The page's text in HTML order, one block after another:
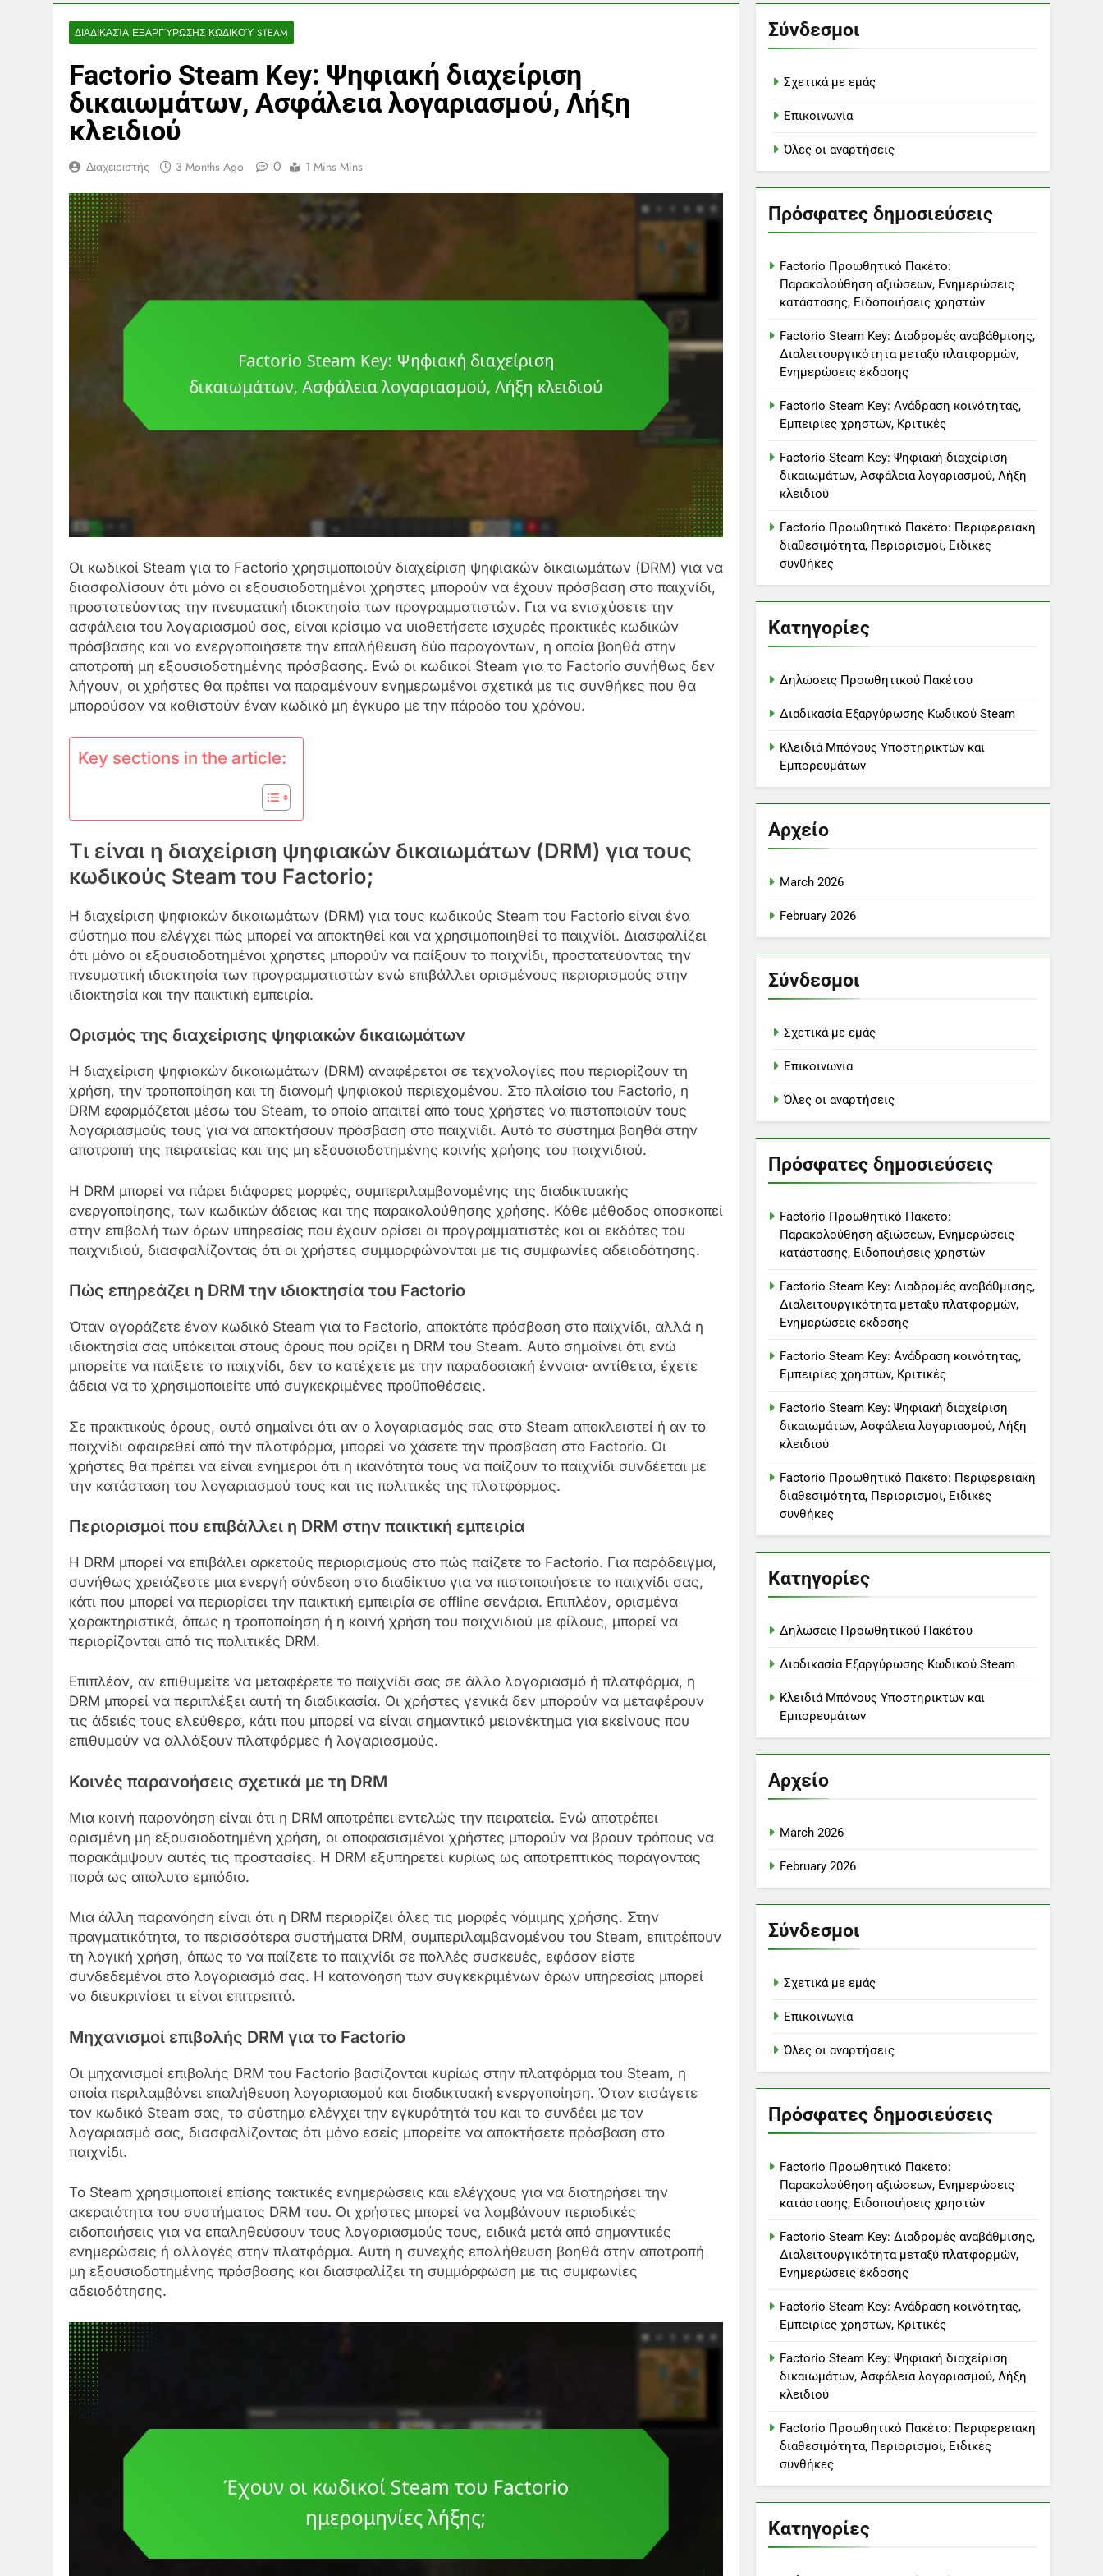
ΔΙΑΔΙΚΑΣΊΑ ΕΞΑΡΓΎΡΩΣΗΣ ΚΩΔΙΚΟΎ STEAM
Factorio Steam Key: Ψηφιακή διαχείριση
δικαιωμάτων, Ασφάλεια λογαριασμού, Λήξη
κλειδιού
Διαχειριστής 3 Months Ago 0 1 Mins Mins
Οι κωδικοί Steam για το Factorio χρησιμοποιούν διαχείριση ψηφιακών δικαιωμάτων (DRM) για να
διασφαλίσουν ότι μόνο οι εξουσιοδοτημένοι χρήστες μπορούν να έχουν πρόσβαση στο παιχνίδι,
προστατεύοντας την πνευματική ιδιοκτησία των προγραμματιστών. Για να ενισχύσετε την
ασφάλεια του λογαριασμού σας, είναι κρίσιμο να υιοθετήσετε ισχυρές πρακτικές κωδικών
πρόσβασης και να ενεργοποιήσετε την επαλήθευση δύο παραγόντων, η οποία βοηθά στην
αποτροπή μη εξουσιοδοτημένης πρόσβασης. Ενώ οι κωδικοί Steam για το Factorio συνήθως δεν
λήγουν, οι χρήστες θα πρέπει να παραμένουν ενημερωμένοι σχετικά με τις συνθήκες που θα
μπορούσαν να καθιστούν έναν κωδικό μη έγκυρο με την πάροδο του χρόνου.
Key sections in the article:
Τι είναι η διαχείριση ψηφιακών δικαιωμάτων (DRM) για τους
κωδικούς Steam του Factorio;
Η διαχείριση ψηφιακών δικαιωμάτων (DRM) για τους κωδικούς Steam του Factorio είναι ένα
σύστημα που ελέγχει πώς μπορεί να αποκτηθεί και να χρησιμοποιηθεί το παιχνίδι. Διασφαλίζει
ότι μόνο οι εξουσιοδοτημένοι χρήστες μπορούν να παίξουν το παιχνίδι, προστατεύοντας την
πνευματική ιδιοκτησία των προγραμματιστών ενώ επιβάλλει ορισμένους περιορισμούς στην
ιδιοκτησία και την παικτική εμπειρία.
Ορισμός της διαχείρισης ψηφιακών δικαιωμάτων
Η διαχείριση ψηφιακών δικαιωμάτων (DRM) αναφέρεται σε τεχνολογίες που περιορίζουν τη
χρήση, την τροποποίηση και τη διανομή ψηφιακού περιεχομένου. Στο πλαίσιο του Factorio, η
DRM εφαρμόζεται μέσω του Steam, το οποίο απαιτεί από τους χρήστες να πιστοποιούν τους
λογαριασμούς τους για να αποκτήσουν πρόσβαση στο παιχνίδι. Αυτό το σύστημα βοηθά στην
αποτροπή της πειρατείας και της μη εξουσιοδοτημένης κοινής χρήσης του παιχνιδιού.
Η DRM μπορεί να πάρει διάφορες μορφές, συμπεριλαμβανομένης της διαδικτυακής
ενεργοποίησης, των κωδικών άδειας και της παρακολούθησης χρήσης. Κάθε μέθοδος αποσκοπεί
στην επιβολή των όρων υπηρεσίας που έχουν ορίσει οι προγραμματιστές και οι εκδότες του
παιχνιδιού, διασφαλίζοντας ότι οι χρήστες συμμορφώνονται με τις συμφωνίες αδειοδότησης.
Πώς επηρεάζει η DRM την ιδιοκτησία του Factorio
Όταν αγοράζετε έναν κωδικό Steam για το Factorio, αποκτάτε πρόσβαση στο παιχνίδι, αλλά η
ιδιοκτησία σας υπόκειται στους όρους που ορίζει η DRM του Steam. Αυτό σημαίνει ότι ενώ
μπορείτε να παίξετε το παιχνίδι, δεν το κατέχετε με την παραδοσιακή έννοια· αντίθετα, έχετε
άδεια να το χρησιμοποιείτε υπό συγκεκριμένες προϋποθέσεις.
Σε πρακτικούς όρους, αυτό σημαίνει ότι αν ο λογαριασμός σας στο Steam αποκλειστεί ή αν το
παιχνίδι αφαιρεθεί από την πλατφόρμα, μπορεί να χάσετε την πρόσβαση στο Factorio. Οι
χρήστες θα πρέπει να είναι ενήμεροι ότι η ικανότητά τους να παίζουν το παιχνίδι συνδέεται με
την κατάσταση του λογαριασμού τους και τις πολιτικές της πλατφόρμας.
Περιορισμοί που επιβάλλει η DRM στην παικτική εμπειρία
Η DRM μπορεί να επιβάλει αρκετούς περιορισμούς στο πώς παίζετε το Factorio. Για παράδειγμα,
συνήθως χρειάζεστε μια ενεργή σύνδεση στο διαδίκτυο για να πιστοποιήσετε το παιχνίδι σας,
κάτι που μπορεί να περιορίσει την παικτική εμπειρία σε offline σενάρια. Επιπλέον, ορισμένα
χαρακτηριστικά, όπως η τροποποίηση ή η κοινή χρήση του παιχνιδιού με φίλους, μπορεί να
περιορίζονται από τις πολιτικές DRM.
Επιπλέον, αν επιθυμείτε να μεταφέρετε το παιχνίδι σας σε άλλο λογαριασμό ή πλατφόρμα, η
DRM μπορεί να περιπλέξει αυτή τη διαδικασία. Οι χρήστες γενικά δεν μπορούν να μεταφέρουν
τις άδειές τους ελεύθερα, κάτι που μπορεί να είναι σημαντικό μειονέκτημα για εκείνους που
επιθυμούν να αλλάξουν πλατφόρμες ή λογαριασμούς.
Κοινές παρανοήσεις σχετικά με τη DRM
Μια κοινή παρανόηση είναι ότι η DRM αποτρέπει εντελώς την πειρατεία. Ενώ αποτρέπει
ορισμένη μη εξουσιοδοτημένη χρήση, οι αποφασισμένοι χρήστες μπορούν να βρουν τρόπους να
παρακάμψουν αυτές τις προστασίες. Η DRM εξυπηρετεί κυρίως ως αποτρεπτικός παράγοντας
παρά ως απόλυτο εμπόδιο.
Μια άλλη παρανόηση είναι ότι η DRM περιορίζει όλες τις μορφές νόμιμης χρήσης. Στην
πραγματικότητα, τα περισσότερα συστήματα DRM, συμπεριλαμβανομένου του Steam, επιτρέπουν
τη λογική χρήση, όπως το να παίζετε το παιχνίδι σε πολλές συσκευές, εφόσον είστε
συνδεδεμένοι στο λογαριασμό σας. Η κατανόηση των συγκεκριμένων όρων υπηρεσίας μπορεί
να διευκρινίσει τι είναι επιτρεπτό.
Μηχανισμοί επιβολής DRM για το Factorio
Οι μηχανισμοί επιβολής DRM του Factorio βασίζονται κυρίως στην πλατφόρμα του Steam, η
οποία περιλαμβάνει επαλήθευση λογαριασμού και διαδικτυακή ενεργοποίηση. Όταν εισάγετε
τον κωδικό Steam σας, το σύστημα ελέγχει την εγκυρότητά του και το συνδέει με τον
λογαριασμό σας, διασφαλίζοντας ότι μόνο εσείς μπορείτε να αποκτήσετε πρόσβαση στο
παιχνίδι.
Το Steam χρησιμοποιεί επίσης τακτικές ενημερώσεις και ελέγχους για να διατηρήσει την
ακεραιότητα του συστήματος DRM του. Οι χρήστες μπορεί να λαμβάνουν περιοδικές
ειδοποιήσεις για να επαληθεύσουν τους λογαριασμούς τους, ειδικά μετά από σημαντικές
ενημερώσεις ή αλλαγές στην πλατφόρμα. Αυτή η συνεχής επαλήθευση βοηθά στην αποτροπή
μη εξουσιοδοτημένης πρόσβασης και διασφαλίζει τη συμμόρφωση με τις συμφωνίες
αδειοδότησης.
Σύνδεσμοι
Σχετικά με εμάς
Επικοινωνία
Όλες οι αναρτήσεις
Πρόσφατες δημοσιεύσεις
Factorio Προωθητικό Πακέτο:
Παρακολούθηση αξιώσεων, Ενημερώσεις
κατάστασης, Ειδοποιήσεις χρηστών
Factorio Steam Key: Διαδρομές αναβάθμισης,
Διαλειτουργικότητα μεταξύ πλατφορμών,
Ενημερώσεις έκδοσης
Factorio Steam Key: Ανάδραση κοινότητας,
Εμπειρίες χρηστών, Κριτικές
Factorio Steam Key: Ψηφιακή διαχείριση
δικαιωμάτων, Ασφάλεια λογαριασμού, Λήξη
κλειδιού
Factorio Προωθητικό Πακέτο: Περιφερειακή
διαθεσιμότητα, Περιορισμοί, Ειδικές
συνθήκες
Κατηγορίες
Δηλώσεις Προωθητικού Πακέτου
Διαδικασία Εξαργύρωσης Κωδικού Steam
Κλειδιά Μπόνους Υποστηρικτών και
Εμπορευμάτων
Αρχείο
March 2026
February 2026
Σύνδεσμοι
Σχετικά με εμάς
Επικοινωνία
Όλες οι αναρτήσεις
Πρόσφατες δημοσιεύσεις
Factorio Προωθητικό Πακέτο:
Παρακολούθηση αξιώσεων, Ενημερώσεις
κατάστασης, Ειδοποιήσεις χρηστών
Factorio Steam Key: Διαδρομές αναβάθμισης,
Διαλειτουργικότητα μεταξύ πλατφορμών,
Ενημερώσεις έκδοσης
Factorio Steam Key: Ανάδραση κοινότητας,
Εμπειρίες χρηστών, Κριτικές
Factorio Steam Key: Ψηφιακή διαχείριση
δικαιωμάτων, Ασφάλεια λογαριασμού, Λήξη
κλειδιού
Factorio Προωθητικό Πακέτο: Περιφερειακή
διαθεσιμότητα, Περιορισμοί, Ειδικές
συνθήκες
Κατηγορίες
Δηλώσεις Προωθητικού Πακέτου
Διαδικασία Εξαργύρωσης Κωδικού Steam
Κλειδιά Μπόνους Υποστηρικτών και
Εμπορευμάτων
Αρχείο
March 2026
February 2026
Σύνδεσμοι
Σχετικά με εμάς
Επικοινωνία
Όλες οι αναρτήσεις
Πρόσφατες δημοσιεύσεις
Factorio Προωθητικό Πακέτο:
Παρακολούθηση αξιώσεων, Ενημερώσεις
κατάστασης, Ειδοποιήσεις χρηστών
Factorio Steam Key: Διαδρομές αναβάθμισης,
Διαλειτουργικότητα μεταξύ πλατφορμών,
Ενημερώσεις έκδοσης
Factorio Steam Key: Ανάδραση κοινότητας,
Εμπειρίες χρηστών, Κριτικές
Factorio Steam Key: Ψηφιακή διαχείριση
δικαιωμάτων, Ασφάλεια λογαριασμού, Λήξη
κλειδιού
Factorio Προωθητικό Πακέτο: Περιφερειακή
διαθεσιμότητα, Περιορισμοί, Ειδικές
συνθήκες
Κατηγορίες